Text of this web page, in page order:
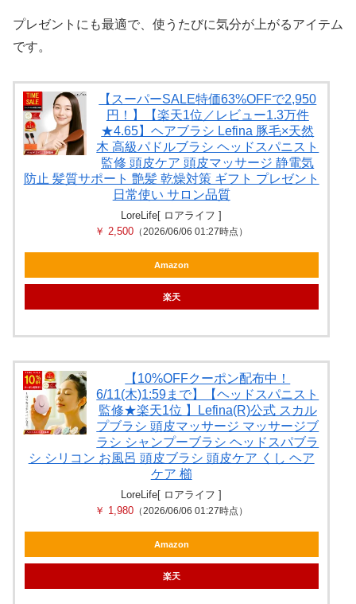
プレゼントにも最適で、使うたびに気分が上がるアイテム
です。
【スーパーSALE特価63%OFFで2,950
円！】【楽天1位／レビュー1.3万件
★4.65】ヘアブラシ Lefina 豚毛×天然
木 高級パドルブラシ ヘッドスパニスト
監修 頭皮ケア 頭皮マッサージ 静電気
防止 髪質サポート 艶髪 乾燥対策 ギフト プレゼント
日常使い サロン品質
LoreLife[ ロアライフ ]
￥ 2,500 （2026/06/06 01:27時点）
Amazon
楽天
【10%OFFクーポン配布中！
6/11(木)1:59まで】【ヘッドスパニスト
監修★楽天1位 】Lefina(R)公式 スカル
プブラシ 頭皮マッサージ マッサージブ
ラシ シャンプーブラシ ヘッドスパブラ
シ シリコン お風呂 頭皮ブラシ 頭皮ケア くし ヘア
ケア 櫛
LoreLife[ ロアライフ ]
￥ 1,980 （2026/06/06 01:27時点）
Amazon
楽天